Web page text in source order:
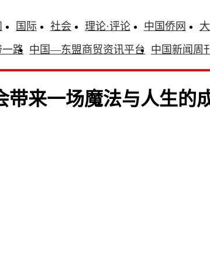
国际 社会 理论·评论 中国侨网
一路 中国—东盟商贸资讯平台 中国新闻周
带来一场魔法与人生的